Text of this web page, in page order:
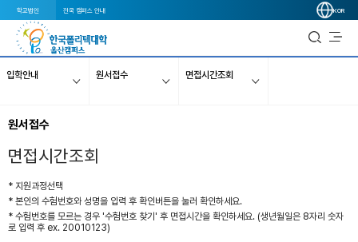
학교법인 전국 캠퍼스 안내 KOR
입학안내 원서접수 면접시간조회
원서접수
면접시간조회
* 지원과정선택
* 본인의 수험번호와 성명을 입력 후 확인버튼을 눌러 확인하세요.
* 수험번호를 모르는 경우 '수험번호 찾기' 후 면접시간을 확인하세요. (생년월일은 8자리 숫자
로 입력 후 ex. 20010123)